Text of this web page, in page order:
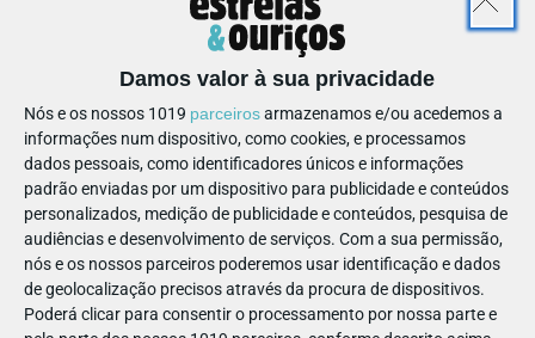
Damos valor à sua privacidade
Nós e os nossos 1019 parceirosarmazenamos e/ou acedemos a
informações num dispositivo, como cookies, e processamos
dados pessoais, como identificadores únicos e informações
padrão enviadas por um dispositivo para publicidade e conteúdos
personalizados, medição de publicidade e conteúdos, pesquisa de
audiências e desenvolvimento de serviços. Com a sua permissão,
nós e os nossos parceiros poderemos usar identificação e dados
de geolocalização precisos através da procura de dispositivos.
Poderá clicar para consentir o processamento por nossa parte e
23